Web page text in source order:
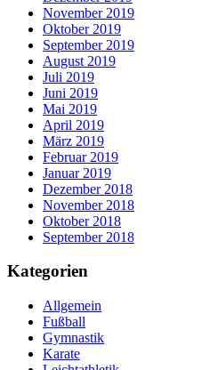
November 2019
Oktober 2019
September 2019
August 2019
Juli 2019
Juni 2019
Mai 2019
April 2019
März 2019
Februar 2019
Januar 2019
Dezember 2018
November 2018
Oktober 2018
September 2018
Kategorien
Allgemein
Fußball
Gymnastik
Karate